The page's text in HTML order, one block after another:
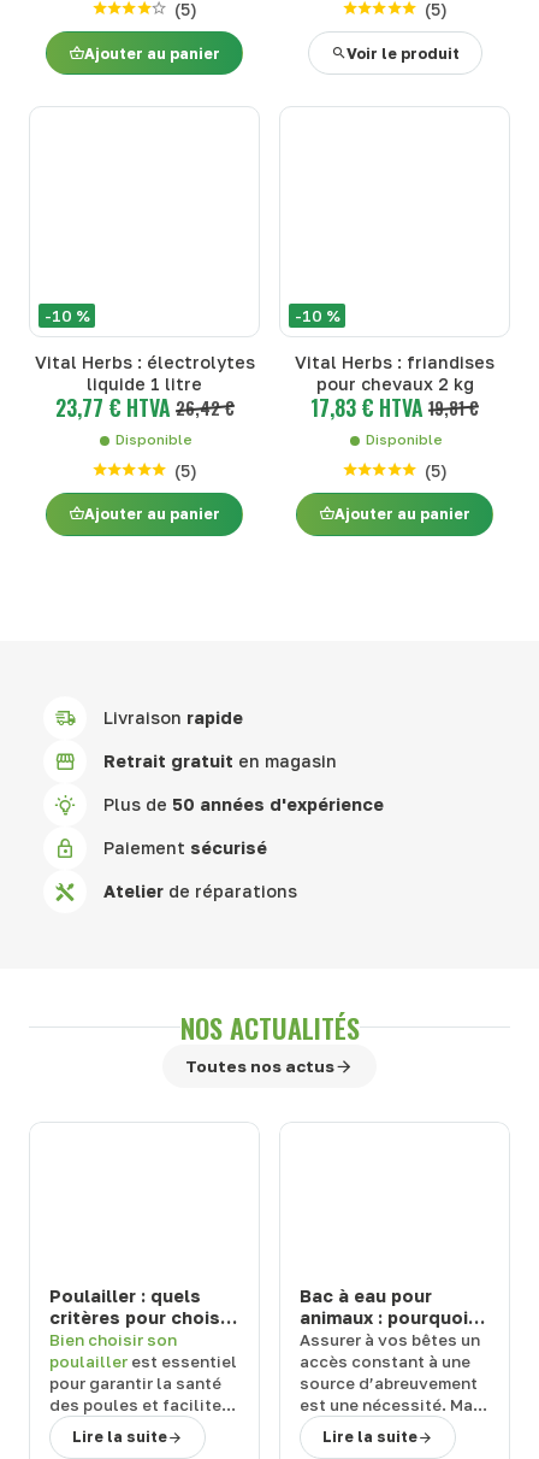
(5)
Ajouter au panier
(5)
Voir le produit
-10 %
Vital Herbs : électrolytes
liquide 1 litre
23,77 € HTVA 26,42 €
Disponible
(5)
Ajouter au panier
-10 %
Vital Herbs : friandises
pour chevaux 2 kg
17,83 € HTVA 19,81 €
Disponible
(5)
Ajouter au panier
Livraison rapide
Retrait gratuit en magasin
Plus de 50 années d'expérience
Paiement sécurisé
Atelier de réparations
NOS ACTUALITÉS
Toutes nos actus
Poulailler : quels
critères pour choisir
un modèle durable
et facile à entretenir
?
Bien choisir son
poulailler est essentiel
pour garantir la santé
des poules et faciliter
l’entretien
au
quotidien. Face aux
Lire la suite
Bac à eau pour
animaux : pourquoi
choisir un abreuvoir
de la marque Suevia
?
Assurer à vos bêtes un
accès constant à une
source d’abreuvement
est une nécessité. Mais
quel équipement
choisir ?Terwagne,
Lire la suite